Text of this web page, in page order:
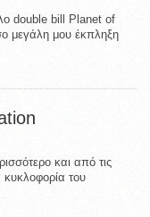
double bill Planet of
μεγάλη μου έκπληξη
και από τις
κυκλοφορία του